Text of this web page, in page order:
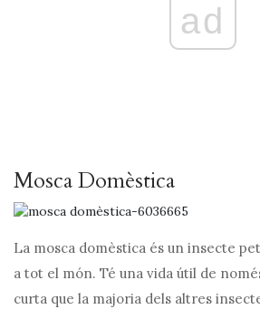
ad
Mosca Domèstica
La mosca domèstica és un insecte
a tot el món. Té una vida útil de
curta que la majoria dels altres